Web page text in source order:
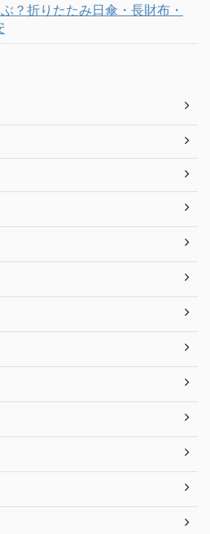
？折りたたみ日傘・長財布・